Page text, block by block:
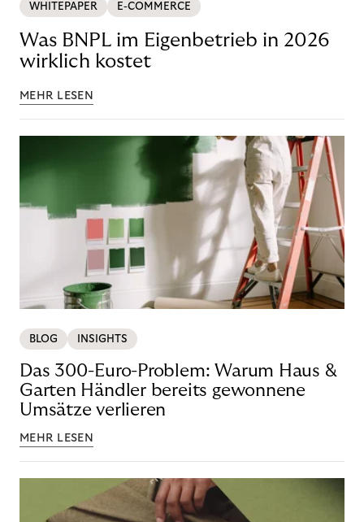
WHITEPAPER E-COMMERCE
Was BNPL im Eigenbetrieb in 2026
wirklich kostet
MEHR LESEN
BLOG INSIGHTS
Das 300-Euro-Problem: Warum Haus &
Garten Händler bereits gewonnene
Umsätze verlieren
MEHR LESEN